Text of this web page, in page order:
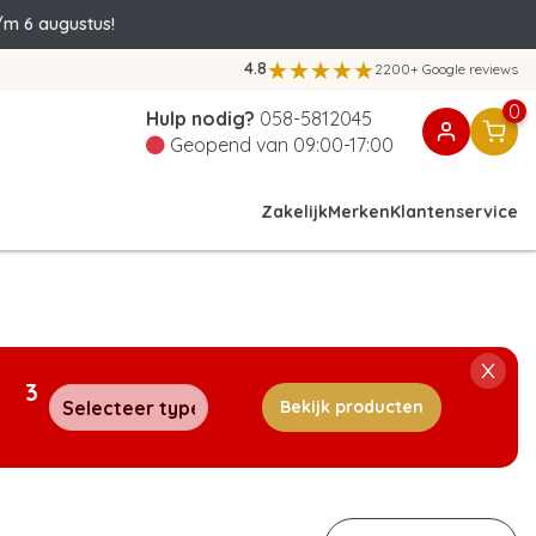
6 augustus!
4.8 2200+ Google reviews
Hulp nodig? 058-5812045
Geopend van 09:00-17:00
0
ZakelijkMerkenKlantenservice
3 Bekijk producten